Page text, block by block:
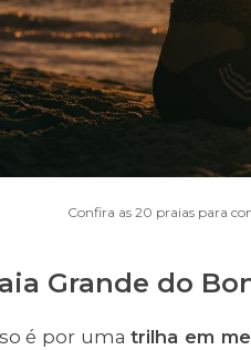
Confira as 20 praias para
Grande do
é por umatrilha em